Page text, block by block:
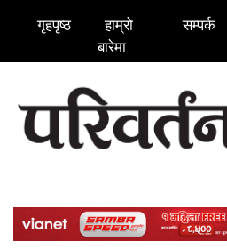
गृहपृष्ठ
हाम्रो
बारेमा
सम्पर्क